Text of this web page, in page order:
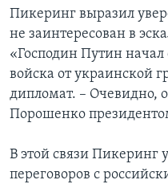
Пикеринг выразил
не заинтересован в
«Господин Путин начал
войска от украинской
дипломат. – Очевидно,
Порошенко
В этой связи Пикеринг
переговоров с